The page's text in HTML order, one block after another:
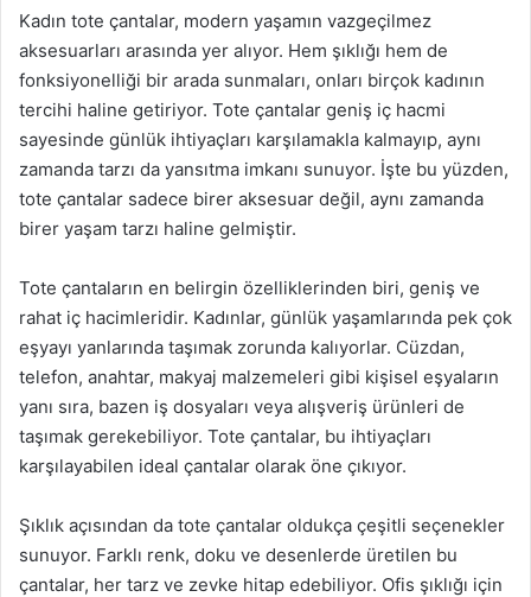
Kadın tote çantalar, modern yaşamın vazgeçilmez
aksesuarları arasında yer alıyor. Hem şıklığı hem de
fonksiyonelliği bir arada sunmaları, onları birçok kadının
tercihi haline getiriyor. Tote çantalar geniş iç hacmi
sayesinde günlük ihtiyaçları karşılamakla kalmayıp, aynı
zamanda tarzı da yansıtma imkanı sunuyor. İşte bu yüzden,
tote çantalar sadece birer aksesuar değil, aynı zamanda
birer yaşam tarzı haline gelmiştir.
Tote çantaların en belirgin özelliklerinden biri, geniş ve
rahat iç hacimleridir. Kadınlar, günlük yaşamlarında pek çok
eşyayı yanlarında taşımak zorunda kalıyorlar. Cüzdan,
telefon, anahtar, makyaj malzemeleri gibi kişisel eşyaların
yanı sıra, bazen iş dosyaları veya alışveriş ürünleri de
taşımak gerekebiliyor. Tote çantalar, bu ihtiyaçları
karşılayabilen ideal çantalar olarak öne çıkıyor.
Şıklık açısından da tote çantalar oldukça çeşitli seçenekler
sunuyor. Farklı renk, doku ve desenlerde üretilen bu
çantalar, her tarz ve zevke hitap edebiliyor. Ofis şıklığı için